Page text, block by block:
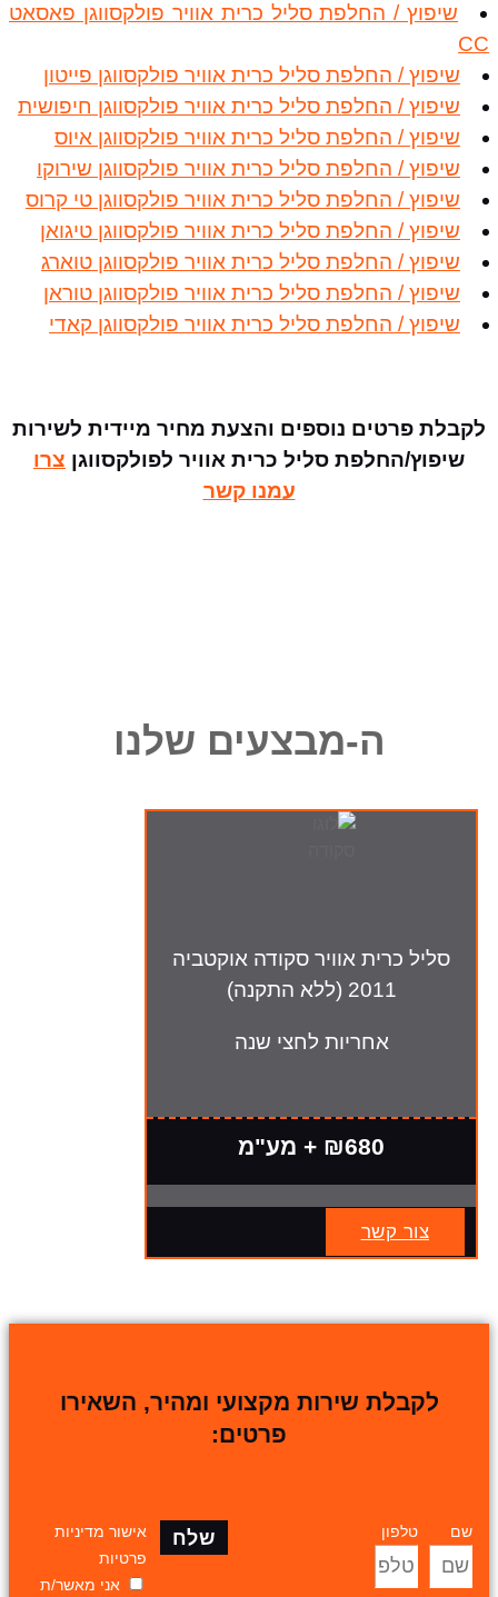
שיפוץ / החלפת סליל כרית אוויר פולקסווגן פאסאט
CC
שיפוץ / החלפת סליל כרית אוויר פולקסווגן פייטון
שיפוץ / החלפת סליל כרית אוויר פולקסווגן חיפושית
שיפוץ / החלפת סליל כרית אוויר פולקסווגן איוס
שיפוץ / החלפת סליל כרית אוויר פולקסווגן שירוקו
שיפוץ / החלפת סליל כרית אוויר פולקסווגן טי קרוס
שיפוץ / החלפת סליל כרית אוויר פולקסווגן טיגואן
שיפוץ / החלפת סליל כרית אוויר פולקסווגן טוארג
שיפוץ / החלפת סליל כרית אוויר פולקסווגן טוראן
שיפוץ / החלפת סליל כרית אוויר פולקסווגן קאדי
לקבלת פרטים נוספים והצעת מחיר מיידית לשירות
שיפוץ/החלפת סליל כרית אוויר לפולקסווגן צרו
עמנו קשר
ה-מבצעים שלנו
סליל כרית אוויר סקודה אוקטביה
2011 (ללא התקנה)
אחריות לחצי שנה
₪680 + מע"מ
צור קשר
לקבלת שירות מקצועי ומהיר, השאירו
פרטים:
שם טלפון
אישור מדיניות
פרטיות
אני מאשר/ת
שלח